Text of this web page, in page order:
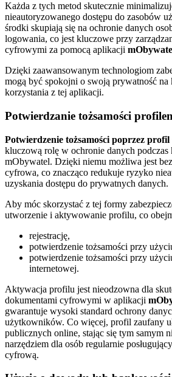
Każda z tych metod skutecznie
nieautoryzowanego dostępu do zasobów
środki skupiają się na ochronie danych
logowania, co jest kluczowe przy
cyfrowymi za pomocą aplikacji
Dzięki zaawansowanym technologiom
mogą być spokojni o swoją prywatność na
korzystania z tej aplikacji.
Potwierdzanie tożsamości
Potwierdzenie tożsamości poprzez
kluczową rolę w ochronie danych podczas
mObywatel. Dzięki niemu możliwa jest
cyfrowa, co znacząco redukuje ryzyko
uzyskania dostępu do prywatnych danych.
Aby móc skorzystać z tej formy
utworzenie i aktywowanie profilu, co
rejestrację,
potwierdzenie tożsamości przy
potwierdzenie tożsamości przy
internetowej.
Aktywacja profilu jest nieodzowna dla
dokumentami cyfrowymi w aplikacji
gwarantuje wysoki standard ochrony
użytkowników. Co więcej, profil zaufany
publicznych online, stając się tym samym
narzędziem dla osób regularnie
cyfrową.